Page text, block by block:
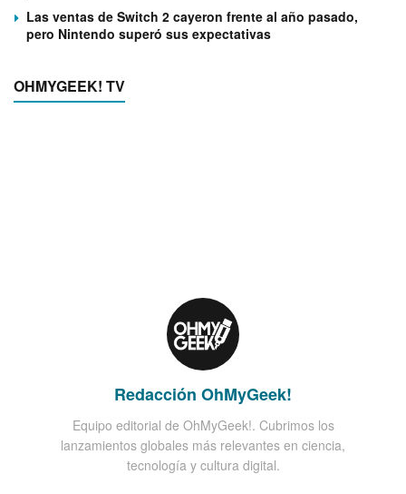
Las ventas de Switch 2 cayeron frente al año pasado,
pero Nintendo superó sus expectativas
OHMYGEEK! TV
Redacción OhMyGeek!
Equipo editorial de OhMyGeek!. Cubrimos los
lanzamientos globales más relevantes en ciencia,
tecnología y cultura digital.